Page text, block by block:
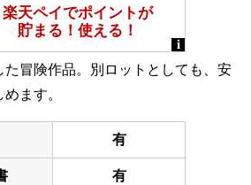
た冒険作品。別ロットとしても、安
ます。
有
有